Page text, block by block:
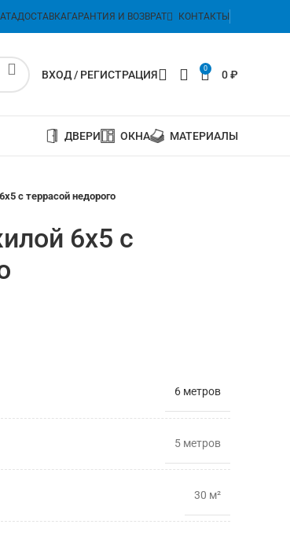
ДОСТАВКАГАРАНТИЯ И ВОЗВРАТ КОНТАКТЫ
ВХОД / РЕГИСТРАЦИЯ 0 0₽
ДВЕРИ ОКНА МАТЕРИАЛЫ
с террасой недорого
6х5 с
6 метров
5 метрoв
30 м²